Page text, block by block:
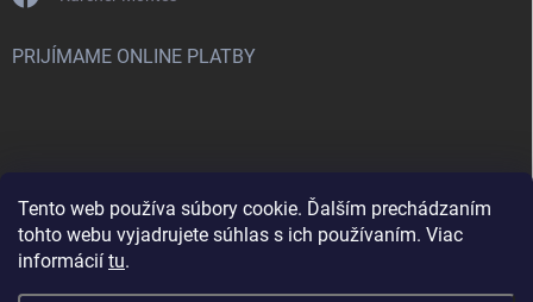
Tento web používa súbory cookie. Ďalším prechádzaním
tohto webu vyjadrujete súhlas s ich používaním. Viac
informácií tu.
PRIJÍMAME ONLINE PLATBY
Nenašli ste čo ste hľadali? Máte záujem o inú značku? Skúste
navštíviť aj našu stránku Montclean.sk